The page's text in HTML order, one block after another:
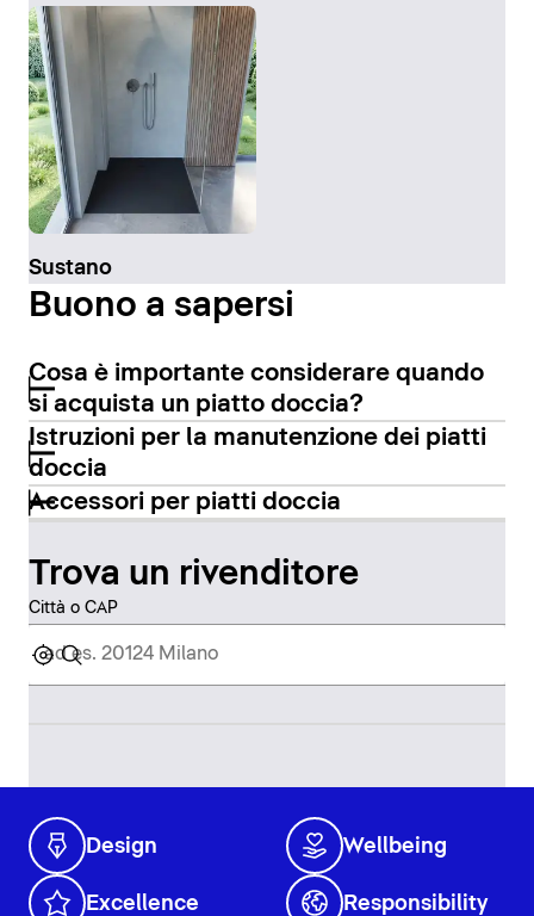
Sustano
Buono a sapersi
Cosa è importante considerare quando
si acquista un piatto doccia?
Istruzioni per la manutenzione dei piatti
doccia
Accessori per piatti doccia
Trova un rivenditore
Città o CAP
Design Wellbeing
Excellence Responsibility